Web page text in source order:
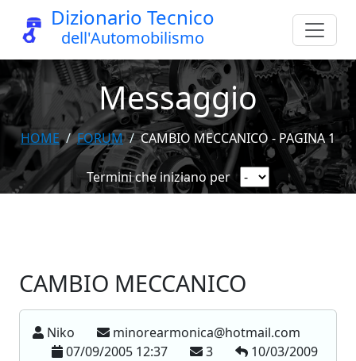
Dizionario Tecnico
dell'Automobilismo
Messaggio
HOME FORUM CAMBIO MECCANICO - PAGINA 1
Termini che iniziano per
CAMBIO MECCANICO
Niko
minorearmonica@hotmail.com
07/09/2005 12:37
3
10/03/2009